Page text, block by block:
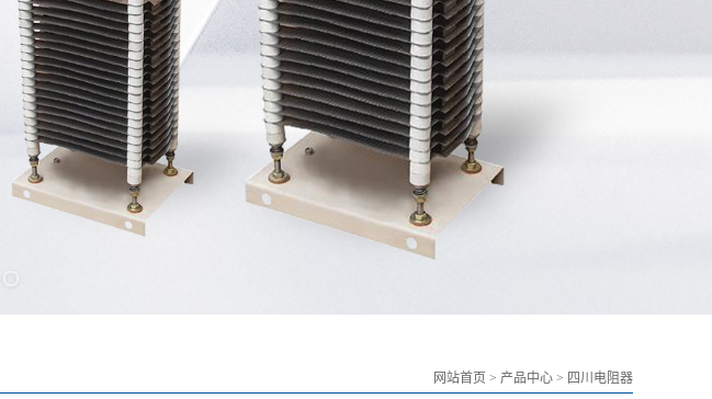
网站首页 > 产品中心 > 四川电阻器